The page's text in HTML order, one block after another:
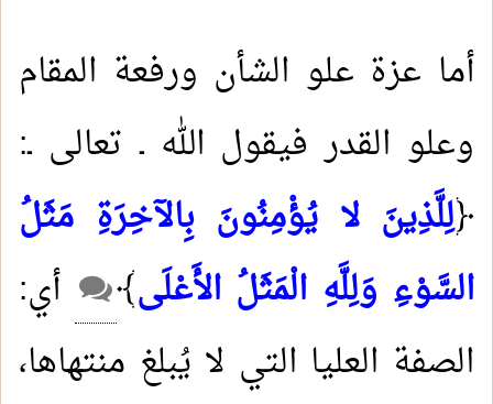
أما عزة علو الشأن ورفعة المقام
وعلو القدر فيقول الله ـ تعالى ـ:
﴿لِلَّذِينَ لا يُؤْمِنُونَ بِالآخِرَةِ مَثَلُ
السَّوْءِ وَلِلَّهِ الْمَثَلُ الأَعْلَى﴾
أي:
الصفة العليا التي لا يُبلغ منتهاها،